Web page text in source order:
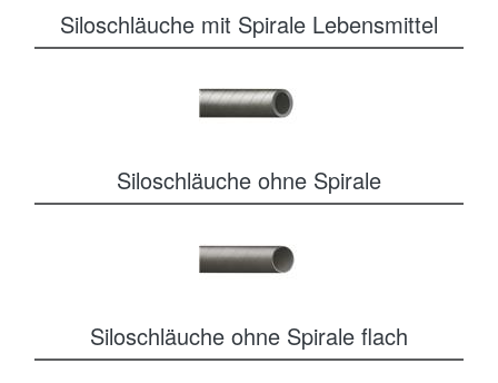
Siloschläuche mit Spirale Lebensmittel
Siloschläuche ohne Spirale
Siloschläuche ohne Spirale flach